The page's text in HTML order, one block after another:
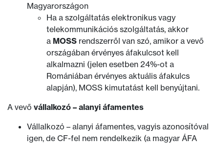
Magyarországon
Ha a szolgáltatás elektronikus vagy
telekommunikációs szolgáltatás, akkor
a MOSS rendszerről van szó, amikor a vevő
országában érvényes áfakulcsot kell
alkalmazni (jelen esetben 24%-ot a
Romániában érvényes aktuális áfakulcs
alapján), MOSS kimutatást kell benyújtani.
A vevő vállalkozó – alanyi áfamentes
Vállalkozó – alanyi áfamentes, vagyis azonosítóval
igen, de CF-fel nem rendelkezik (a magyar ÁFA